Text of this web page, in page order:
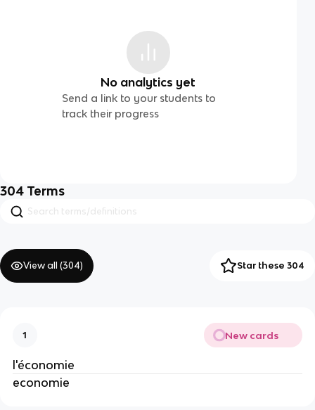
No analytics yet
Send a link to your students to
track their progress
304 Terms
View all (304) Star these 304
1 New cards
l'économie
economie